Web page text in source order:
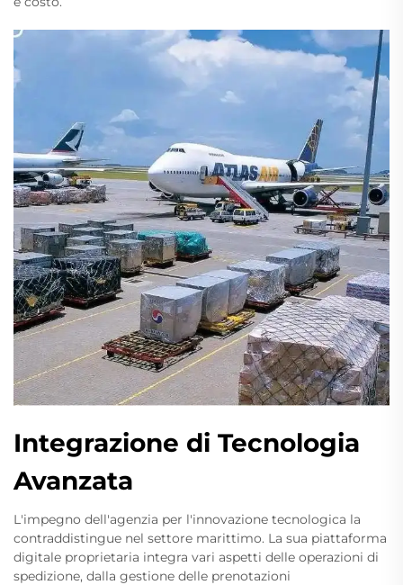
Integrazione di Tecnologia
Avanzata
L'impegno dell'agenzia per l'innovazione tecnologica la
contraddistingue nel settore marittimo. La sua piattaforma
digitale proprietaria integra vari aspetti delle operazioni di
spedizione, dalla gestione delle prenotazioni